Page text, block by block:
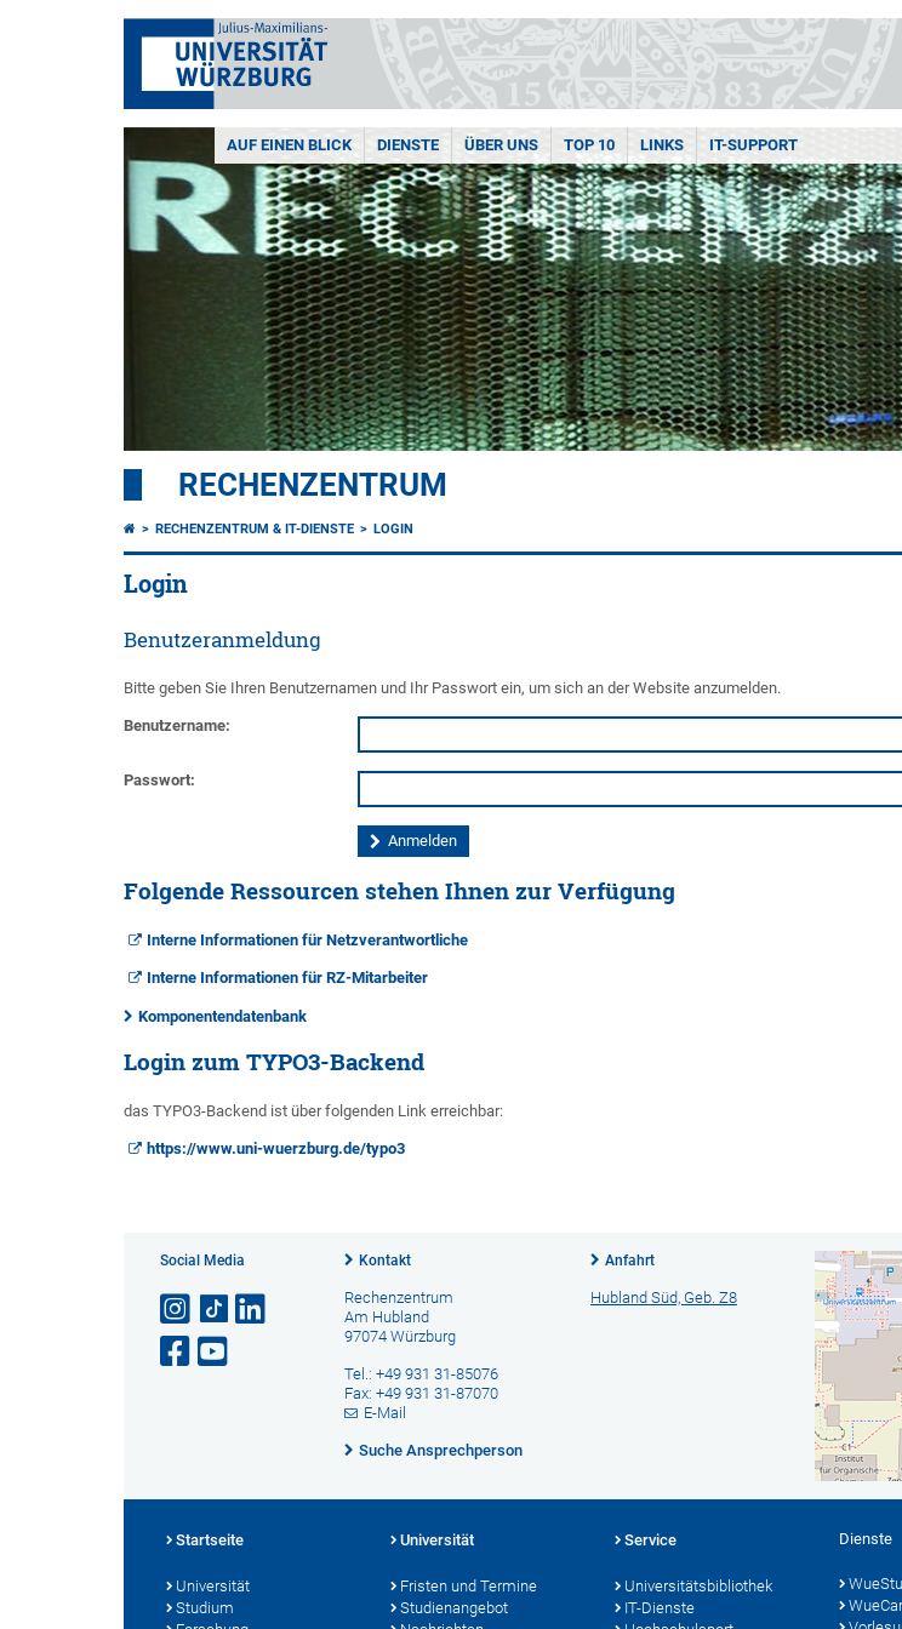
AUF EINEN BLICK DIENSTE ÜBER UNS TOP 10 LINKS IT-SUPPORT
RECHENZENTRUM
RECHENZENTRUM & IT-DIENSTE LOGIN
Login
Benutzeranmeldung
Bitte geben Sie Ihren Benutzernamen und Ihr Passwort ein, um sich an der Website anzumelden.
Benutzername:
Passwort:
Folgende Ressourcen stehen Ihnen zur Verfügung
Interne Informationen für Netzverantwortliche
Interne Informationen für RZ-Mitarbeiter
Komponentendatenbank
Login zum TYPO3-Backend
das TYPO3-Backend ist über folgenden Link erreichbar:
https://www.uni-wuerzburg.de/typo3
Social Media Kontakt
Rechenzentrum
Am Hubland
97074 Würzburg
Tel.: +49 931 31-85076
Fax: +49 931 31-87070
E-Mail
Suche Ansprechperson
Anfahrt
Hubland Süd, Geb. Z8
Startseite
Universität
Studium
Universität
Fristen und Termine
Studienangebot
Service
Universitätsbibliothek
IT-Dienste
Dienste